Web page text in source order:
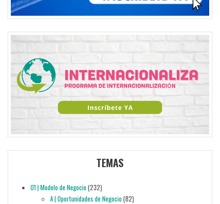
TEMAS
01 | Modelo de Negocio(232)
A | Oportunidades de Negocio(82)